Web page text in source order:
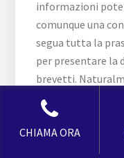
CHIAMA ORA